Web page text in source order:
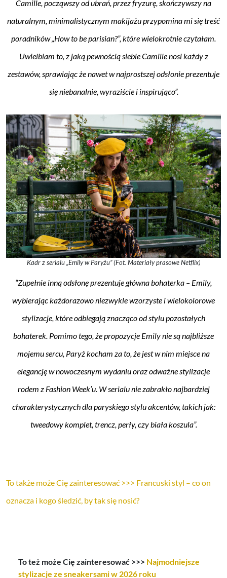
Camille, począwszy od ubrań, przez fryzurę, skończywszy na
naturalnym, minimalistycznym makijażu przypomina mi się treść
poradników „How to be parisian?”, które wielokrotnie czytałam.
Uwielbiam to, z jaką pewnością siebie Camille nosi każdy z
zestawów, sprawiając że nawet w najprostszej odsłonie prezentuje
się niebanalnie, wyraziście i inspirująco”.
Kadr z serialu „Emily w Paryżu” (Fot. Materiały prasowe Netflix)
“Zupełnie inną odsłonę prezentuje główna bohaterka – Emily,
wybierając każdorazowo niezwykle wzorzyste i wielokolorowe
stylizacje, które odbiegają znacząco od stylu pozostałych
bohaterek. Pomimo tego, że propozycje Emily nie są najbliższe
mojemu sercu, Paryż kocham za to, że jest w nim miejsce na
elegancję w nowoczesnym wydaniu oraz odważne stylizacje
rodem z Fashion Week’u. W serialu nie zabrakło najbardziej
charakterystycznych dla paryskiego stylu akcentów, takich jak:
tweedowy komplet, trencz, perły, czy biała koszula”.
To także może Cię zainteresować >>> Francuski styl – co on
oznacza i kogo śledzić, by tak się nosić?
To też może Cię zainteresować >>> Najmodniejsze
stylizacje ze sneakersami w 2026 roku